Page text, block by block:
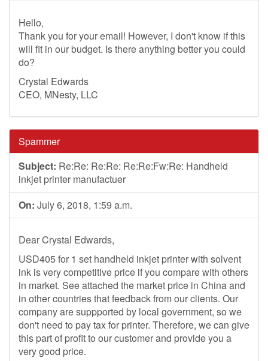
Hello,
Thank you for your email! However, I don't know if this
will fit in our budget. Is there anything better you could
do?
Crystal Edwards
CEO, MNesty, LLC
Spammer
Subject: Re:Re: Re:Re: Re:Re:Fw:Re: Handheld
inkjet printer manufactuer
On: July 6, 2018, 1:59 a.m.
Dear Crystal Edwards,
USD405 for 1 set handheld inkjet printer with solvent
ink is very competitive price if you compare with others
in market. See attached the market price in China and
in other countries that feedback from our clients. Our
company are suppported by local government, so we
don't need to pay tax for printer. Therefore, we can give
this part of profit to our customer and provide you a
very good price.